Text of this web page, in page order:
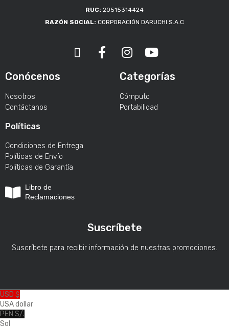
RUC: 20515314424
RAZÓN SOCIAL: CORPORACIÓN DARUCHI S.A.C
Conócenos
Nosotros
Contáctanos
Políticas
Condiciones de Entrega
Políticas de Envío
Políticas de Garantía
Libro de
Reclamaciones
Categorías
Cómputo
Portabilidad
Suscríbete
Suscríbete para recibir información de nuestras promociones.
USD $
USA dollar
PEN S/.
Sol